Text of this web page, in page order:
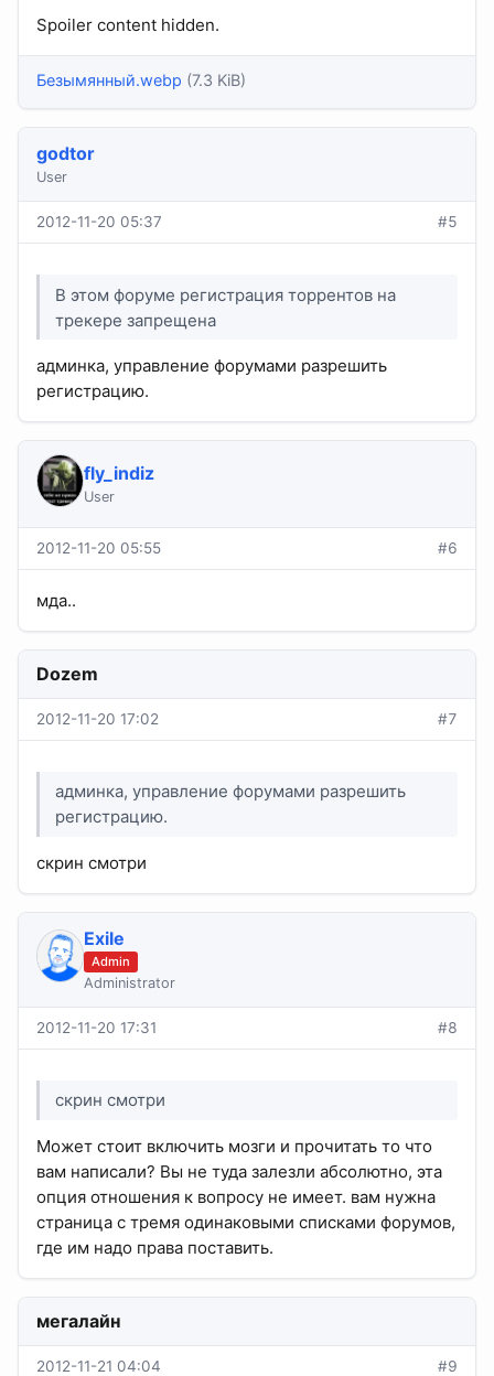
Spoiler content hidden.
Безымянный.webp (7.3 KiB)
godtor
User
2012-11-20 05:37 #5
В этом форуме регистрация торрентов на
трекере запрещена
админка, управление форумами разрешить
регистрацию.
fly_indiz
User
2012-11-20 05:55 #6
мда..
Dozem
2012-11-20 17:02 #7
админка, управление форумами разрешить
регистрацию.
скрин смотри
Exile
Admin
Administrator
2012-11-20 17:31 #8
скрин смотри
Может стоит включить мозги и прочитать то что
вам написали? Вы не туда залезли абсолютно, эта
опция отношения к вопросу не имеет. вам нужна
страница с тремя одинаковыми списками форумов,
где им надо права поставить.
мегалайн
2012-11-21 04:04 #9